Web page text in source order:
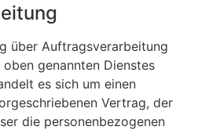
über Auftragsverarbeitung
genannten Dienstes
es sich um einen
Vertrag, der
die personenbezogenen